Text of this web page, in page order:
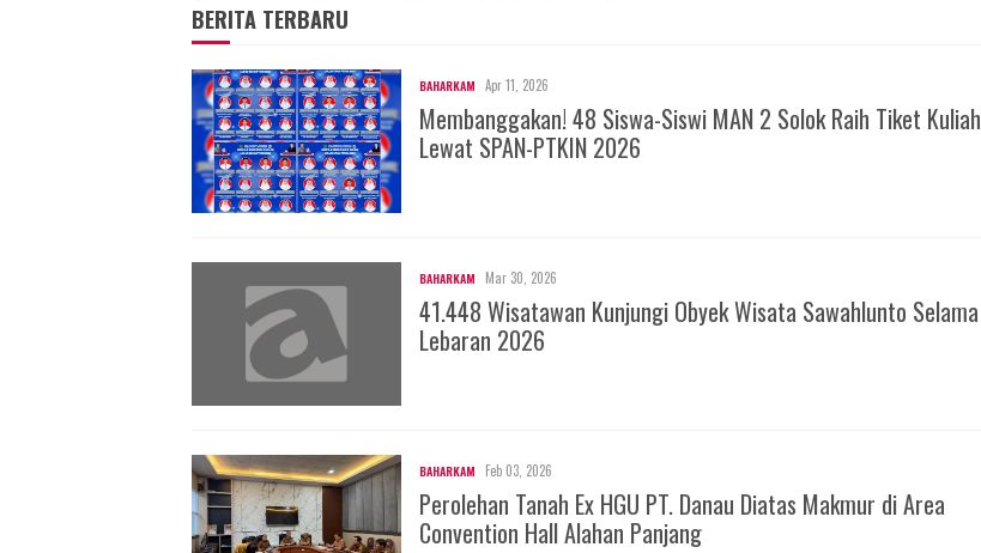
BERITA TERBARU
BAHARKAM Apr 11, 2026
Membanggakan! 48 Siswa-Siswi MAN 2 Solok Raih Tiket Kuliah
Lewat SPAN-PTKIN 2026
BAHARKAM Mar 30, 2026
41.448 Wisatawan Kunjungi Obyek Wisata Sawahlunto Selama
Lebaran 2026
BAHARKAM Feb 03, 2026
Perolehan Tanah Ex HGU PT. Danau Diatas Makmur di Area
Convention Hall Alahan Panjang